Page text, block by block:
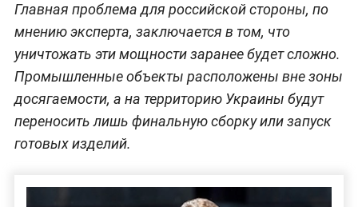
Главная проблема для российской стороны, по
мнению эксперта, заключается в том, что
уничтожать эти мощности заранее будет сложно.
Промышленные объекты расположены вне зоны
досягаемости, а на территорию Украины будут
переносить лишь финальную сборку или запуск
готовых изделий.